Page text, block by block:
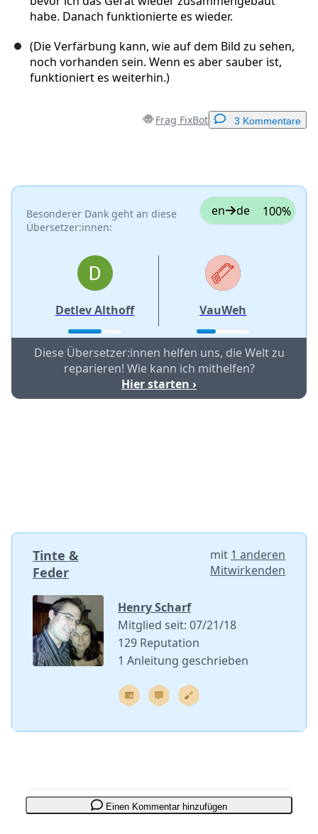
habe. Danach funktionierte es wieder.
(Die Verfärbung kann, wie auf dem Bild zu sehen,
noch vorhanden sein. Wenn es aber sauber ist,
funktioniert es weiterhin.)
Frag FixBot 3 Kommentare
Kommentar hinzufügen
Kommentieren
Besonderer Dank geht an diese
Übersetzer:innen:
en de 100%
Detlev Althoff VauWeh
Diese Übersetzer:innen helfen uns, die Welt zu
reparieren! Wie kann ich mithelfen?
Hier starten ›
Tinte &
Feder
mit 1 anderen
Mitwirkenden
Henry Scharf
Mitglied seit: 07/21/18
129 Reputation
1 Anleitung geschrieben
Einen Kommentar hinzufügen